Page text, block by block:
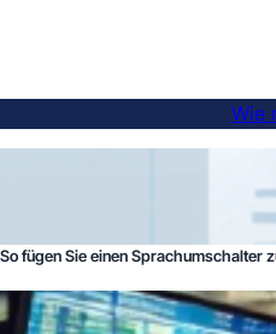
Wie
So fügen Sie einen Sprachumschalter